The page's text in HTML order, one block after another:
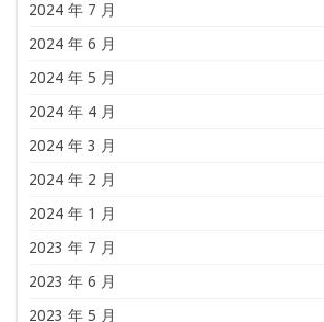
2024 年 7 月
2024 年 6 月
2024 年 5 月
2024 年 4 月
2024 年 3 月
2024 年 2 月
2024 年 1 月
2023 年 7 月
2023 年 6 月
2023 年 5 月